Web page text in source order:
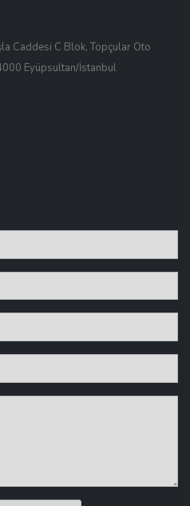
Caddesi C Blok, Topçular Oto
Eyüpsultan/İstanbul